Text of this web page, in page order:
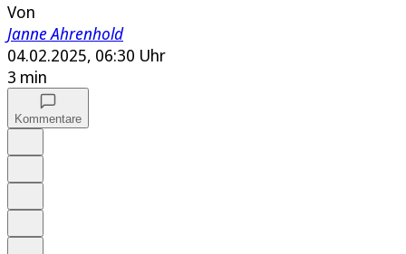
Von
Janne Ahrenhold
04.02.2025, 06:30 Uhr
3 min
Kommentare